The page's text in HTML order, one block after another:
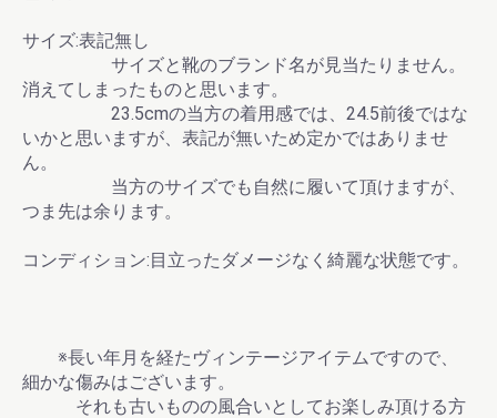
サイズ:表記無し
サイズと靴のブランド名が見当たりません。
消えてしまったものと思います。
23.5cmの当方の着用感では、24.5前後ではな
いかと思いますが、表記が無いため定かではありませ
ん。
当方のサイズでも自然に履いて頂けますが、
つま先は余ります。
コンディション:目立ったダメージなく綺麗な状態です。
※長い年月を経たヴィンテージアイテムですので、
細かな傷みはございます。
それも古いものの風合いとしてお楽しみ頂ける方